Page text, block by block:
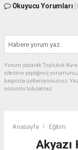
Okuyucu Yorumları
Yorum yazarak Topluluk
sitesine yaptığınız
başınıza üstleniyorsunuz.
sorumlu tutulamaz.
Anasayfa Eğitim
Akyazı